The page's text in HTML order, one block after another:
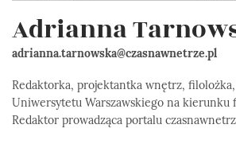
Adrianna
adrianna.tarnowska@czasnawnetrze.pl
Redaktorka, projektantka wnętrz,
Uniwersytetu Warszawskiego na kierunku
Redaktor prowadząca portalu